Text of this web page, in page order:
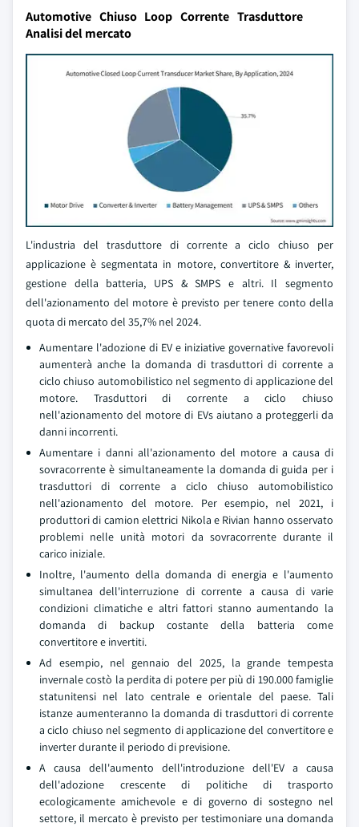
Automotive Chiuso Loop Corrente Trasduttore
Analisi del mercato
L'industria del trasduttore di corrente a ciclo chiuso per
applicazione è segmentata in motore, convertitore & inverter,
gestione della batteria, UPS & SMPS e altri. Il segmento
dell'azionamento del motore è previsto per tenere conto della
quota di mercato del 35,7% nel 2024.
Aumentare l'adozione di EV e iniziative governative favorevoli
aumenterà anche la domanda di trasduttori di corrente a
ciclo chiuso automobilistico nel segmento di applicazione del
motore. Trasduttori di corrente a ciclo chiuso
nell'azionamento del motore di EVs aiutano a proteggerli da
danni incorrenti.
Aumentare i danni all'azionamento del motore a causa di
sovracorrente è simultaneamente la domanda di guida per i
trasduttori di corrente a ciclo chiuso automobilistico
nell'azionamento del motore. Per esempio, nel 2021, i
produttori di camion elettrici Nikola e Rivian hanno osservato
problemi nelle unità motori da sovracorrente durante il
carico iniziale.
Inoltre, l'aumento della domanda di energia e l'aumento
simultanea dell'interruzione di corrente a causa di varie
condizioni climatiche e altri fattori stanno aumentando la
domanda di backup costante della batteria come
convertitore e invertiti.
Ad esempio, nel gennaio del 2025, la grande tempesta
invernale costò la perdita di potere per più di 190.000 famiglie
statunitensi nel lato centrale e orientale del paese. Tali
istanze aumenteranno la domanda di trasduttori di corrente
a ciclo chiuso nel segmento di applicazione del convertitore e
inverter durante il periodo di previsione.
A causa dell'aumento dell'introduzione dell'EV a causa
dell'adozione crescente di politiche di trasporto
ecologicamente amichevole e di governo di sostegno nel
settore, il mercato è previsto per testimoniare una domanda